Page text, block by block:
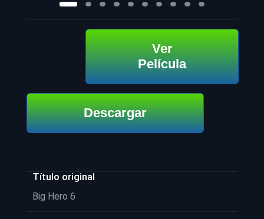
Ver
Película
Descargar
Título original
Big Hero 6